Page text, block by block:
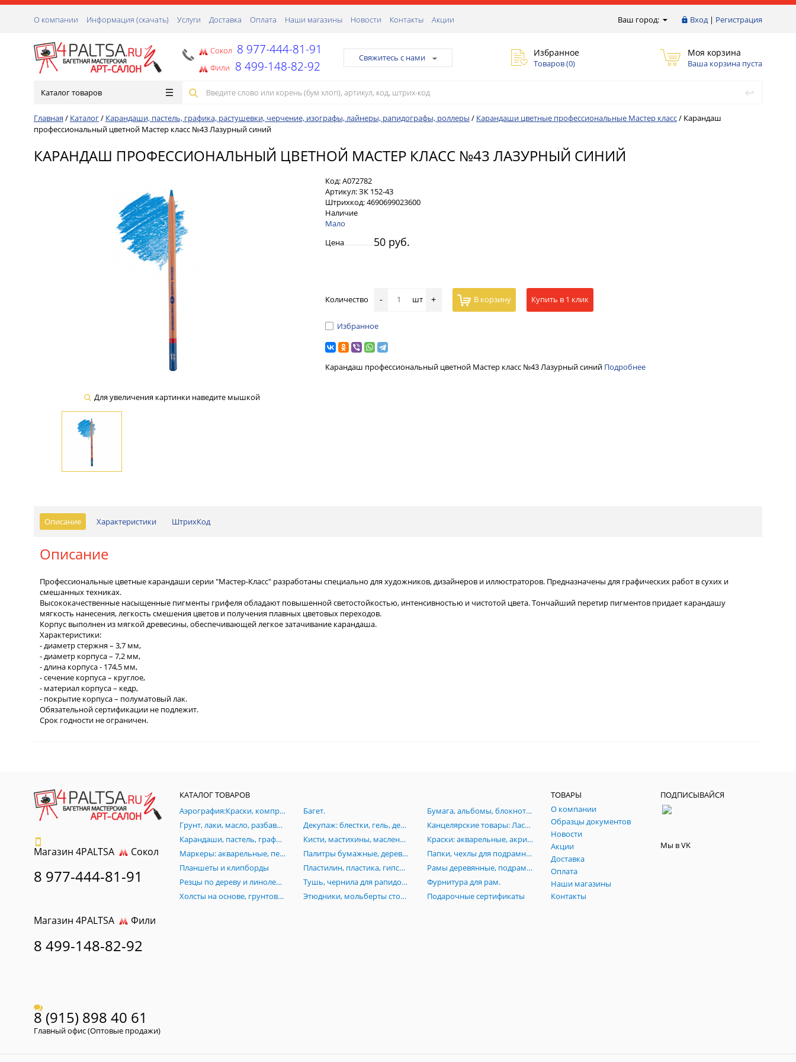
Ваш город: Вход| Регистрация
О компании Информация (скачать) Услуги Доставка Оплата Наши магазины Новости Контакты Акции
Сокол 8 977-444-81-91
Фили 8 499-148-82-92
Свяжитесь с нами Избранное
Товаров (0)
Моя корзина
Ваша корзина пуста
Каталог товаров
Главная / Каталог/ Карандаши, пастель, графика, растушевки, черчение, изографы, лайнеры, рапидографы, роллеры / Карандаши цветные профессиональные Мастер класс/ Карандаш
профессиональный цветной Мастер класс №43 Лазурный синий
КАРАНДАШ ПРОФЕССИОНАЛЬНЫЙ ЦВЕТНОЙ МАСТЕР КЛАСС №43 ЛАЗУРНЫЙ СИНИЙ
Для увеличения картинки наведите мышкой
Код:А072782
Артикул:ЗК 152-43
Штрихкод:4690699023600
Наличие
Мало
Цена
50 руб.
Количество - шт + В корзину Купить в 1 клик
Избранное
Карандаш профессиональный цветной Мастер класс №43 Лазурный синий Подробнее
Описание Характеристики ШтрихКод
Описание
Профессиональные цветные карандаши серии "Мастер-Класс" разработаны специально для художников, дизайнеров и иллюстраторов. Предназначены для графических работ в сухих и
смешанных техниках.
Высококачественные насыщенные пигменты грифеля обладают повышенной светостойкостью, интенсивностью и чистотой цвета. Тончайший перетир пигментов придает карандашу
мягкость нанесения, легкость смешения цветов и получения плавных цветовых переходов.
Корпус выполнен из мягкой древесины, обеспечивающей легкое затачивание карандаша.
Характеристики:
- диаметр стержня – 3,7 мм,
- диаметр корпуса – 7,2 мм,
- длина корпуса - 174,5 мм,
- сечение корпуса – круглое,
- материал корпуса – кедр,
- покрытие корпуса – полуматовый лак.
Обязательной сертификации не подлежит.
Срок годности не ограничен.
Магазин 4PALTSA Сокол
8 977-444-81-91
Магазин 4PALTSA Фили
8 499-148-82-92
8 (915) 898 40 61
Главный офис (Оптовые продажи)
КАТАЛОГ ТОВАРОВ
Аэрография:Краски, компрессоры, аэрогрофы, комплектующие.
Багет.
Бумага, альбомы, блокноты, картон, книги, папки, планшеты, пенокартон, паспарту, склейки.
Грунт, лаки, масло, разбавители, пасты, вспомагательные средства для живописи
Декупаж: блестки, гель, деревянные заготовки, лак, клей, маски, мозаика, платки
Канцелярские товары: Ластики, линейки, ножи, лекала, готовальни, кнопки, скотч, стрейч
Карандаши, пастель, графика, растушевки, черчение, изографы, лайнеры, рапидографы, роллеры
Кисти, мастихины, масленки, стаканы
Краски: акварельные, акриловые, гуашевые, темперные, пасты, фестивальные
Маркеры: акварельные, перманентные, Promarker, нитро-основе, каллиграфические, текстовыделители
Палитры бумажные, деревянные, акриловые, пластиковые
Папки, чехлы для подрамников, сумки, тубусы, пеналы, портфилио, фартуки
Планшеты и клипборды
Пластилин, пластика, гипсовые изделия (бюсты, орнаменты, головы), манекены
Рамы деревянные, подрамники, модульные подрамники
Резцы по дереву и линолеуму, стеки
Тушь, чернила для рапидографов
Фурнитура для рам.
Холсты на основе, грунтованный картон, холст на подрамниках, инструменты
Этюдники, мольберты столы, стулья Подарочные сертификаты
ТОВАРЫ
О компании
Образцы документов
Новости
Акции
Доставка
Оплата
Наши магазины
Контакты
ПОДПИСЫВАЙСЯ
Мы в VK